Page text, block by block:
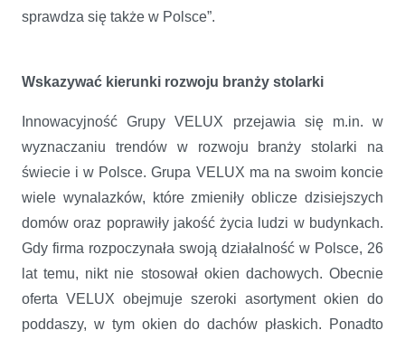
sprawdza się także w Polsce”.
Wskazywać kierunki rozwoju branży stolarki
Innowacyjność Grupy VELUX przejawia się m.in. w
wyznaczaniu trendów w rozwoju branży stolarki na
świecie i w Polsce. Grupa VELUX ma na swoim koncie
wiele wynalazków, które zmieniły oblicze dzisiejszych
domów oraz poprawiły jakość życia ludzi w budynkach.
Gdy firma rozpoczynała swoją działalność w Polsce, 26
lat temu, nikt nie stosował okien dachowych. Obecnie
oferta VELUX obejmuje szeroki asortyment okien do
poddaszy, w tym okien do dachów płaskich. Ponadto